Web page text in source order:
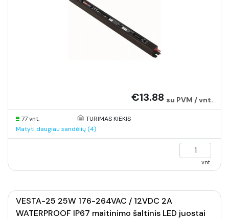
€13.88 su PVM / vnt.
77 vnt.
TURIMAS KIEKIS
Matyti daugiau sandėlių (4)
vnt.
VESTA-25 25W 176-264VAC / 12VDC 2A
WATERPROOF IP67 maitinimo šaltinis LED juostai